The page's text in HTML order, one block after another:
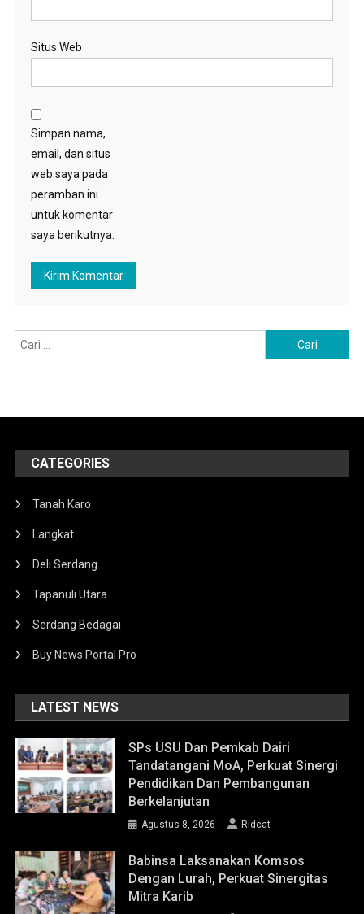
Situs Web
Simpan nama,
email, dan situs
web saya pada
peramban ini
untuk komentar
saya berikutnya.
untuk:
CATEGORIES
Tanah Karo
Langkat
Deli Serdang
Tapanuli Utara
Serdang Bedagai
Buy News Portal Pro
LATEST NEWS
SPs USU Dan Pemkab Dairi
Tandatangani MoA, Perkuat Sinergi
Pendidikan Dan Pembangunan
Berkelanjutan
Agustus 8, 2026 Ridcat
Babinsa Laksanakan Komsos
Dengan Lurah, Perkuat Sinergitas
Mitra Karib